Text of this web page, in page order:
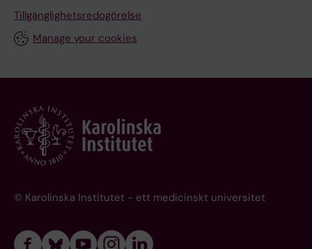
Tillgänglighetsredogörelse
Manage your cookies
© Karolinska Institutet - ett medicinskt universitet